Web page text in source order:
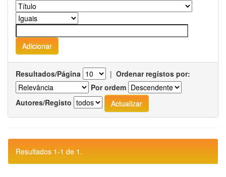
Resultados/Página | Ordenar registos por:
Por ordem
Autores/Registo
Resultados 1-1 de 1.